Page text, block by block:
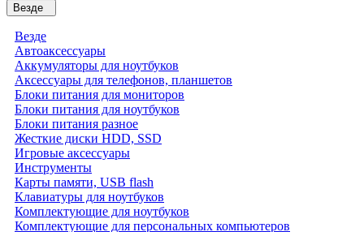
Везде
Везде
Автоаксессуары
Аккумуляторы для ноутбуков
Аксессуары для телефонов, планшетов
Блоки питания для мониторов
Блоки питания для ноутбуков
Блоки питания разное
Жесткие диски HDD, SSD
Игровые аксессуары
Инструменты
Карты памяти, USB flash
Клавиатуры для ноутбуков
Комплектующие для ноутбуков
Комплектующие для персональных компьютеров